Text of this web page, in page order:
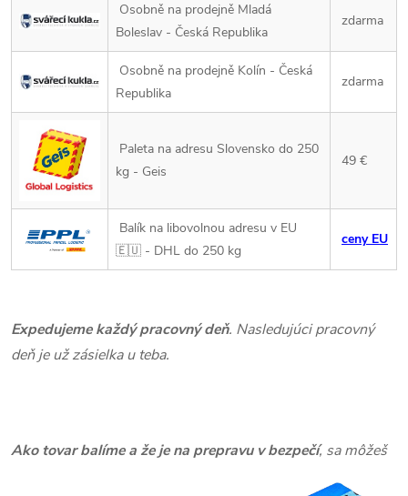
Osobně na prodejně Mladá
Boleslav - Česká Republika
zdarma
Osobně na prodejně Kolín - Česká
Republika
zdarma
Paleta na adresu Slovensko do 250
kg - Geis
49 €
Balík na libovolnou adresu v EU
🇪🇺 - DHL do 250 kg
ceny EU
Expedujeme každý pracovný deň. Nasledujúci pracovný
deň je už zásielka u teba.
Ako tovar balíme a že je na prepravu v bezpečí, sa môžeš